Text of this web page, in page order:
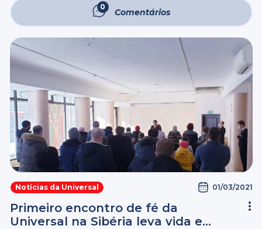
de qualquer jeito. Mas você pode fazer ótimo uso dele! "E
...
0 Comentários
Notícias da Universal 01/03/2021
Primeiro encontro de fé da
Universal na Sibéria leva vida e